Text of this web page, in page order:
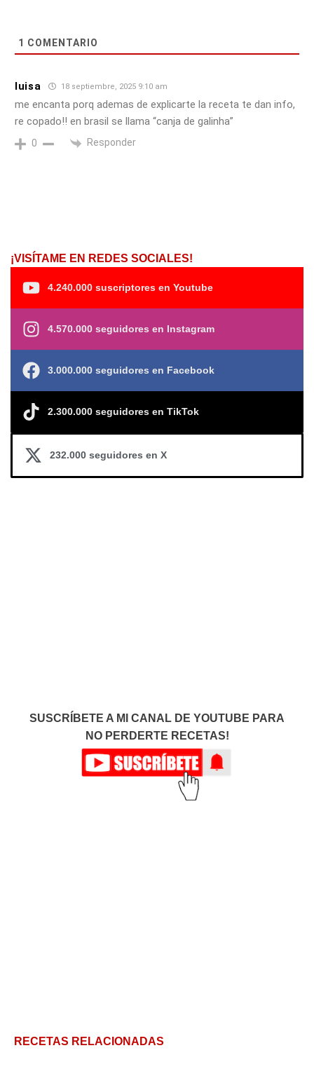
1 COMENTARIO
luisa 18 septiembre, 2025 9:10 am
me encanta porq ademas de explicarte la receta te dan info,
re copado!! en brasil se llama “canja de galinha”
0 Responder
¡VISÍTAME EN REDES SOCIALES!
4.240.000 suscriptores en Youtube
4.570.000 seguidores en Instagram
3.000.000 seguidores en Facebook
2.300.000 seguidores en TikTok
232.000 seguidores en X
SUSCRÍBETE A MI CANAL DE YOUTUBE PARA
NO PERDERTE RECETAS!
RECETAS RELACIONADAS